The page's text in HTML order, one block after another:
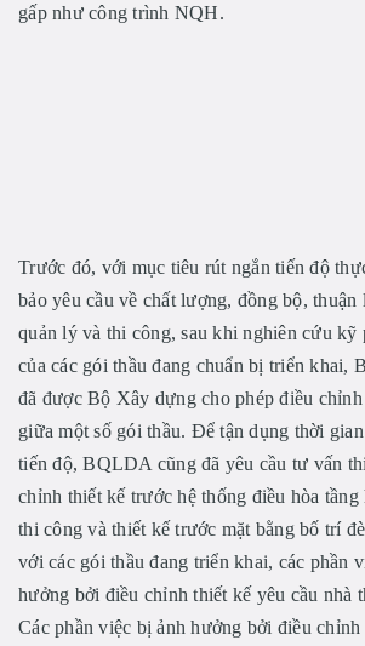
gấp như công trình NQH.
Trước đó, với mục tiêu rút ngắn tiến độ
bảo yêu cầu về chất lượng, đồng bộ,
quản lý và thi công, sau khi nghiên cứu kỹ
của các gói thầu đang chuẩn bị triển khai,
đã được Bộ Xây dựng cho phép điều
giữa một số gói thầu. Để tận dụng thời
tiến độ, BQLDA cũng đã yêu cầu tư vấn
chỉnh thiết kế trước hệ thống điều hòa tầng
thi công và thiết kế trước mặt bằng bố trí
với các gói thầu đang triển khai, các phần
hưởng bởi điều chỉnh thiết kế yêu cầu nhà
Các phần việc bị ảnh hưởng bởi điều